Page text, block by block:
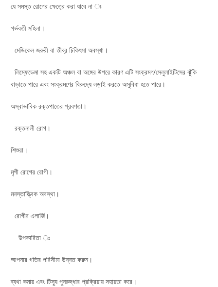
যে সমস্ত রোগের ক্ষেত্রে করা যাবে না ঃ
গর্ভবতী মহিলা।
মেডিকেল জরুরী বা তীব্র চিকিৎসা অবস্থা।
লিম্ফেডেমা সহ একটি অঞ্চল বা অঙ্গের উপরে কারণ এটি সংক্রমণ/সেলুলাইটিসের ঝুঁকি
বাড়াতে পারে এবং সংক্রমণের বিরুদ্ধে লড়াই করতে অসুবিধা হতে পারে।
অস্বাভাবিক রক্তপাতের প্রবণতা।
রক্তনালী রোগ।
শিশুরা।
মৃগী রোগের রোগী।
মনস্তাত্ত্বিক অবস্থা।
রোগীর এলার্জি।
উপকারিতা ঃ
আপনার গতির পরিসীমা উন্নত করুন।
ব্যথা কমায় এবং টিস্যু পুনরুদ্ধার প্রক্রিয়ায় সহায়তা করে।